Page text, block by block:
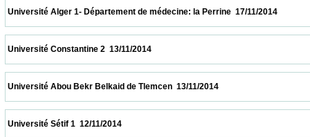
Université Alger 1- Département de médecine: la Perrine  17/
Université Constantine 2  13/11/2014
Université Abou Bekr Belkaid de Tlemcen  13/11/2014
Université Sétif 1  12/11/2014